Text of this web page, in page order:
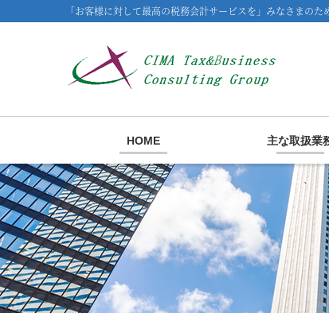
「お客様に対して最高の税務会計サービスを」みなさまの
HOME 主な取扱業